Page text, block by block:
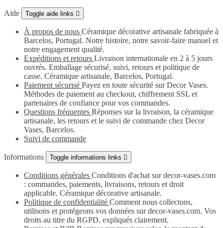
Aide Toggle aide links 
À propos de nous Céramique décorative artisanale fabriquée à
Barcelos, Portugal. Notre histoire, notre savoir-faire manuel et
notre engagement qualité.
Expéditions et retours Livraison internationale en 2 à 5 jours
ouvrés. Emballage sécurisé, suivi, retours et politique de
casse. Céramique artisanale, Barcelos, Portugal.
Paiement sécurisé Payez en toute sécurité sur Decor Vases.
Méthodes de paiement au checkout, chiffrement SSL et
partenaires de confiance pour vos commandes.
Questions fréquentes Réponses sur la livraison, la céramique
artisanale, les retours et le suivi de commande chez Decor
Vases, Barcelos.
Suivi de commande
Informations Toggle informations links 
Conditions générales Conditions d'achat sur decor-vases.com
: commandes, paiements, livraisons, retours et droit
applicable. Céramique décorative artisanale.
Politique de confidentialité Comment nous collectons,
utilisons et protégeons vos données sur decor-vases.com. Vos
droits au titre du RGPD, expliqués clairement.